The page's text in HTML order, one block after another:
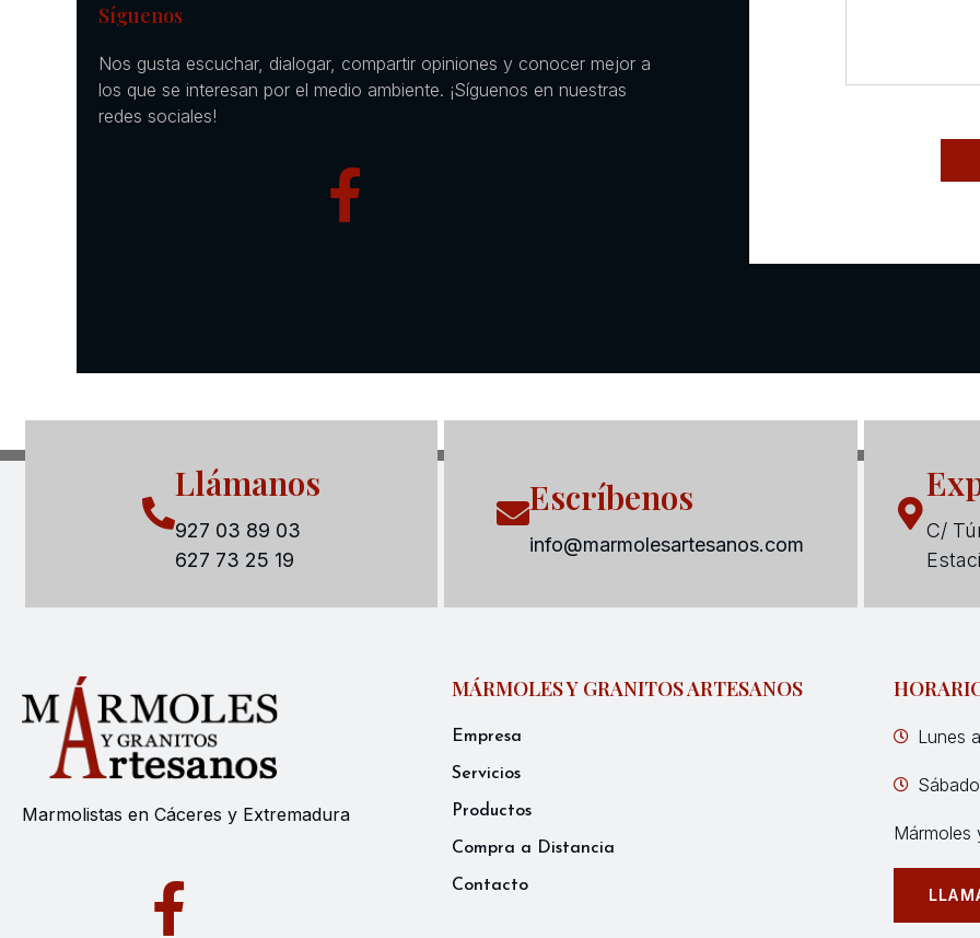
Síguenos
Nos gusta escuchar, dialogar, compartir opiniones y conocer mejor a
los que se interesan por el medio ambiente. ¡Síguenos en nuestras
redes sociales!
Llámanos
927 03 89 03
627 73 25 19
Escríbenos
info@marmolesartesanos.com
C/
Marmolistas en Cáceres y Extremadura
MÁRMOLES Y GRANITOS ARTESANOS
Empresa
Servicios
Productos
Compra a Distancia
Contacto
Lunes
Mármoles